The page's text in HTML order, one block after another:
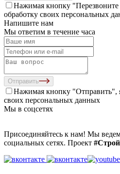
Нажимая кнопку "Перезвоните
обработку своих персональных
Напишите нам
Мы ответим в течение часа
Отправить
Нажимая кнопку "Отправить",
своих персональных данных
Мы в соцсетях
Присоединяйтесь к нам! Мы
социальных сетях. Проект